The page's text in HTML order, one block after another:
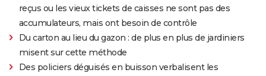
reçus ou les vieux tickets de caisses ne sont pas des
accumulateurs, mais ont besoin de contrôle
Du carton au lieu du gazon : de plus en plus de jardiniers
misent sur cette méthode
Des policiers déguisés en buisson verbalisent les